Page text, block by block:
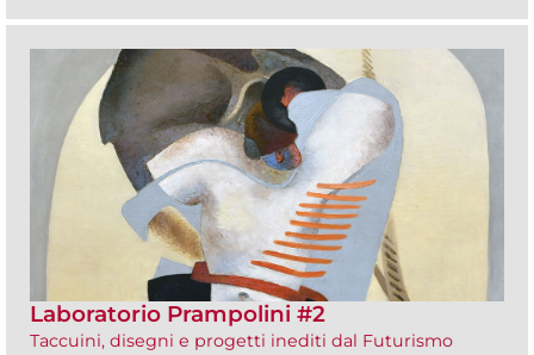
Laboratorio Prampolini #2
Taccuini, disegni e progetti inediti dal Futurismo